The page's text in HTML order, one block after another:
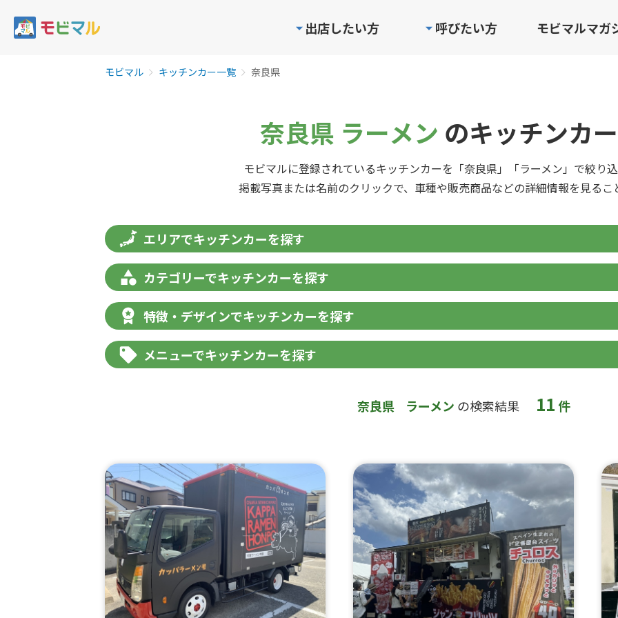
出店したい方 呼びたい方 モビマルマガ
モビマル キッチンカー一覧 奈良県
奈良県 ラーメン のキッチンカ
モビマルに登録されているキッチンカーを「奈良県」「ラーメン」で絞り
掲載写真または名前のクリックで、車種や販売商品などの詳細情報を見るこ
エリアでキッチンカーを探す
カテゴリーでキッチンカーを探す
特徴・デザインでキッチンカーを探す
メニューでキッチンカーを探す
奈良県 ラーメン の検索結果 11件